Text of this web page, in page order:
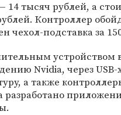
14 тысяч рублей, а
Контроллер
чехол-подставка за
устройством
Nvidia, через
а также
разработано